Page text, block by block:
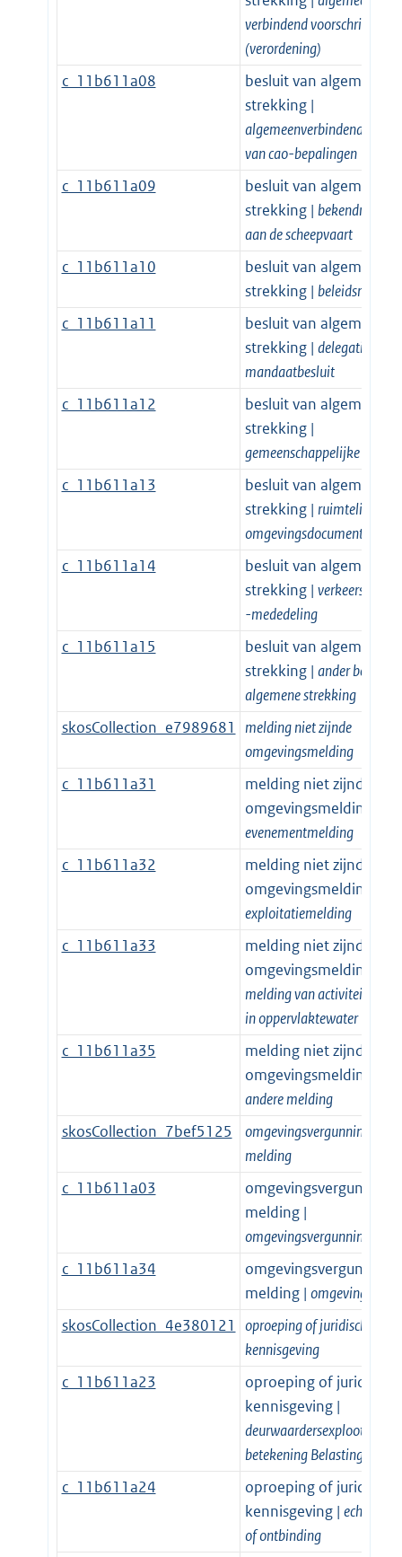
verbindend voorschrift
(verordening)
c_11b611a08
besluit van algemene
strekking |
van cao-bepalingen
c_11b611a09
besluit van algemene
strekking | bekendmaking
aan de scheepvaart
c_11b611a10
besluit van algemene
strekking | beleidsregel
c_11b611a11
besluit van algemene
strekking | delegatie- of
mandaatbesluit
c_11b611a12
besluit van algemene
strekking |
gemeenschappelijke
c_11b611a13
besluit van algemene
strekking | ruimtelijk
omgevingsdocument
c_11b611a14
besluit van algemene
strekking |
-mededeling
c_11b611a15
besluit van algemene
strekking | ander besluit
algemene strekking
skosCollection_e7989681
melding niet zijnde
omgevingsmelding
c_11b611a31
melding niet zijnde
omgevingsmelding |
evenementmelding
c_11b611a32
melding niet zijnde
omgevingsmelding |
exploitatiemelding
c_11b611a33
melding niet zijnde
omgevingsmelding |
melding van activiteiten op
in oppervlaktewater
c_11b611a35
melding niet zijnde
omgevingsmelding |
andere melding
skosCollection_7bef5125
omgevingsvergunning of -
melding
c_11b611a03
omgevingsvergunning
melding |
omgevingsvergunning
c_11b611a34
omgevingsvergunning
melding |
skosCollection_4e380121
oproeping of juridische
kennisgeving
c_11b611a23
oproeping of juridische
kennisgeving |
deurwaardersexploot of
betekening Belastingdienst
c_11b611a24
oproeping of juridische
kennisgeving |
of ontbinding